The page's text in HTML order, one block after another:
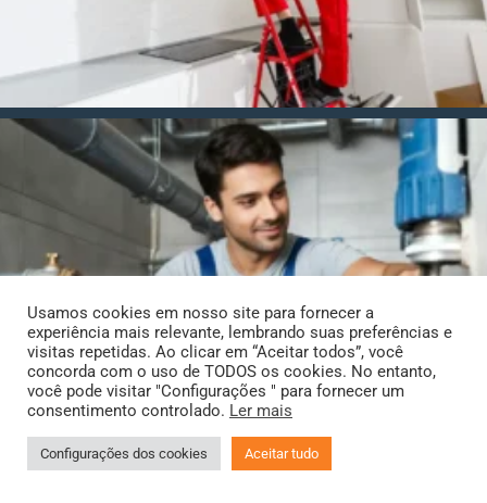
Usamos cookies em nosso site para fornecer a
experiência mais relevante, lembrando suas preferências e
visitas repetidas. Ao clicar em “Aceitar todos”, você
concorda com o uso de TODOS os cookies. No entanto,
você pode visitar "Configurações " para fornecer um
consentimento controlado. Ler mais
Configurações dos cookies Aceitar tudo